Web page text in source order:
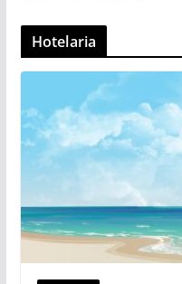
Hotelaria